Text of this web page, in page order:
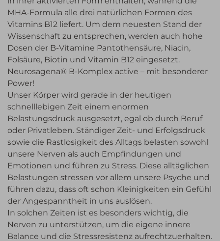
MHA-Formula alle drei natürlichen Formen des
Vitamins B12 liefert. Um dem neuesten Stand der
Wissenschaft zu entsprechen, werden auch hohe
Dosen der B-Vitamine Pantothensäure, Niacin,
Folsäure, Biotin und Vitamin B12 eingesetzt.
Neurosagena® B-Komplex active – mit besonderer
Power!
Unser Körper wird gerade in der heutigen
schnelllebigen Zeit einem enormen
Belastungsdruck ausgesetzt, egal ob durch Beruf
oder Privatleben. Ständiger Zeit- und Erfolgsdruck
sowie die Rastlosigkeit des Alltags belasten sowohl
unsere Nerven als auch Empfindungen und
Emotionen und führen zu Stress. Diese alltäglichen
Belastungen stressen vor allem unsere Psyche und
führen dazu, dass oft schon Kleinigkeiten ein Gefühl
der Angespanntheit in uns auslösen.
In solchen Zeiten ist es besonders wichtig, die
Nerven zu unterstützen, um die eigene innere
Balance und die Stressresistenz aufrechtzuerhalten.